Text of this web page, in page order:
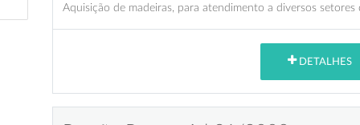
Aquisição de madeiras, para atendimento a diversos
DETALHES